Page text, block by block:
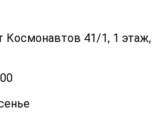
Космонавтов 41/1, 1 этаж,